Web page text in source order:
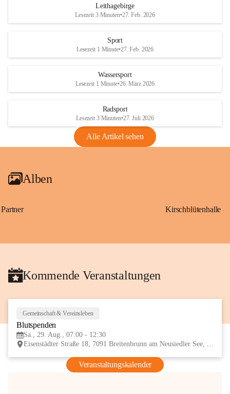
Maßnahmen zur Bekämpfung
Rebe und der Amerikanischen
Anhang VBl. EU Nr. 18
1 Seite•1,4 MB
VBl. EU Nr. 18_2026
Leithagebirge
Lesezeit 3 Minuten•27. Feb. 2026
Sport
Lesezeit 1 Minute•27. Feb. 2026
Wassersport
Lesezeit 1 Minute•26. März 2026
Radsport
Lesezeit 3 Minuten•27. Juli 2026
Alle Artikel sehen
Alben
Partner Kirschblütenhalle
Kommende Veranstaltungen
Gemeinschaft & Vereinsleben
Blutspenden
Sa., 29. Aug., 07:00 - 12:30
Eisenstädter Straße 18, 7091 Breitenbrunn am Neusiedler See, AUT
Veranstaltungskalender